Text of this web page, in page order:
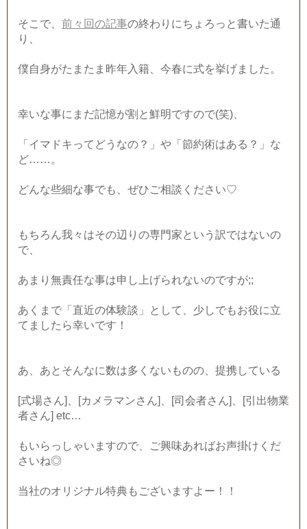
そこで、 前々回の記事の終わりにちょろっと書いた通
り、
僕自身がたまたま昨年入籍、今春に式を挙げました。
幸いな事にまだ記憶が割と鮮明ですので(笑)、
「イマドキってどうなの？」や「節約術はある？」な
ど……。
どんな些細な事でも、ぜひご相談ください♡
もちろん我々はその辺りの専門家という訳ではないの
で、
あまり無責任な事は申し上げられないのですが;;
あくまで「直近の体験談」として、少しでもお役に立
てましたら幸いです！
あ、あとそんなに数は多くないものの、提携している
[式場さん]、[カメラマンさん]、[司会者さん]、[引出物業
者さん] etc…
もいらっしゃいますので、ご興味あればお声掛けくだ
さいね◎
当社のオリジナル特典もございますよー！！